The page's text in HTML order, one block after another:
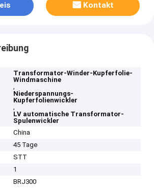
Kontakt
Transformator-Winder-Kupferfolie-
Windmaschine
,
Niederspannungs-
Kupferfolienwickler
,
LV automatische Transformator-
Spulenwickler
China
45 Tage
STT
1
BRJ300